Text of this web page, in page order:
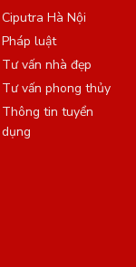
Ciputra Hà Nội
Pháp luật
Tư vấn nhà đẹp
Tư vấn phong thủy
Thông tin tuyển
dụng